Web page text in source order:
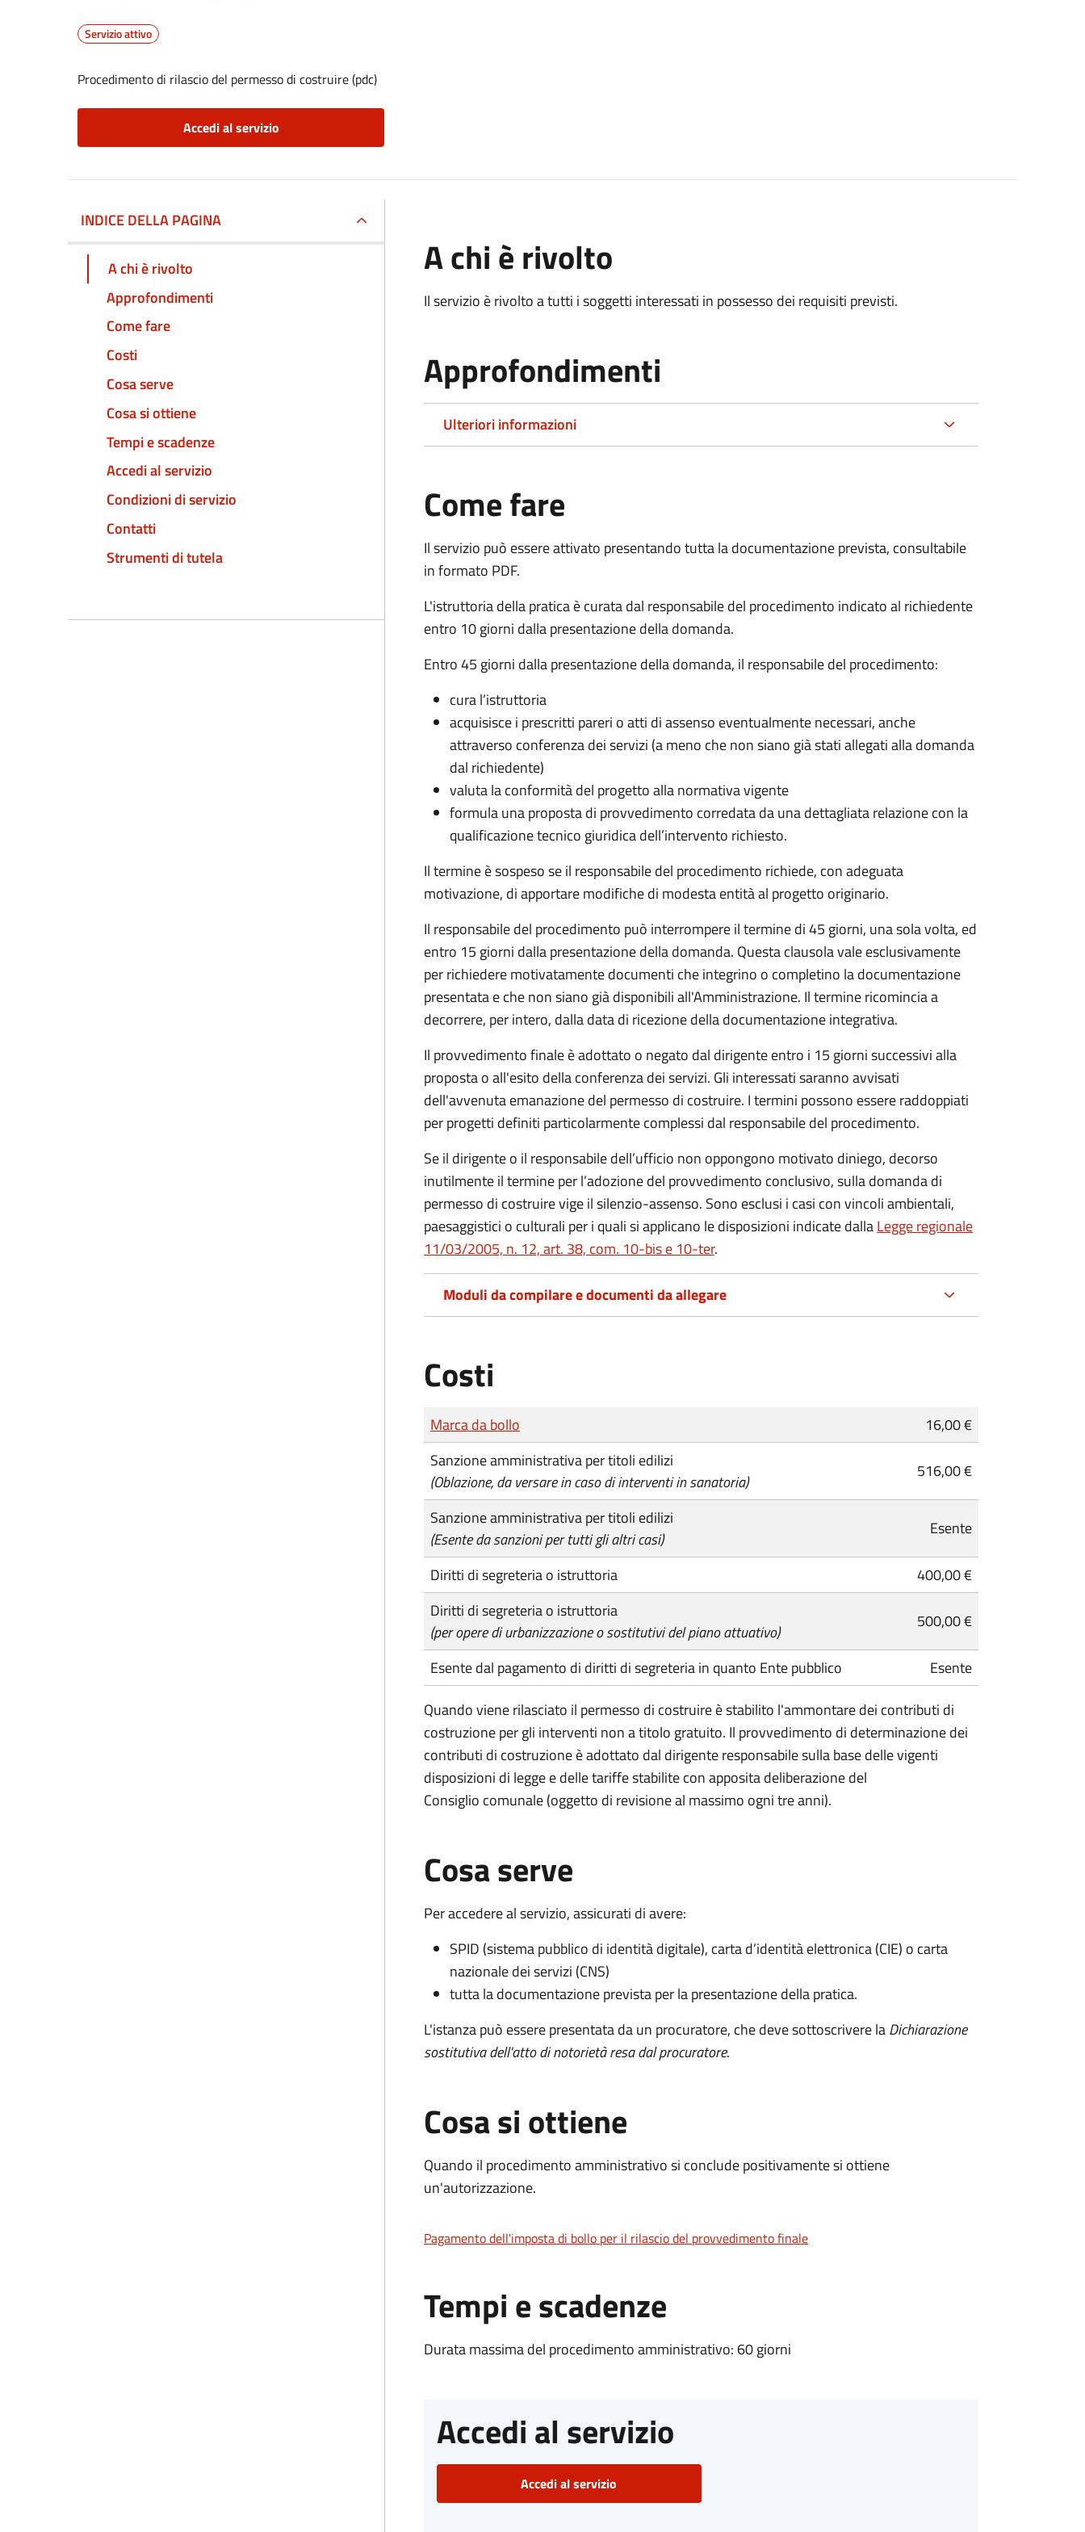
Servizio attivo
Procedimento di rilascio del permesso di costruire (pdc)
Accedi al servizio
INDICE DELLA PAGINA
A chi è rivolto
Approfondimenti
Come fare
Costi
Cosa serve
Cosa si ottiene
Tempi e scadenze
Accedi al servizio
Condizioni di servizio
Contatti
Strumenti di tutela
A chi è rivolto
Il servizio è rivolto a tutti i soggetti interessati in possesso dei requisiti previsti.
Approfondimenti
Ulteriori informazioni
Come fare
Il servizio può essere attivato presentando tutta la documentazione prevista, consultabile
in formato PDF.
L'istruttoria della pratica è curata dal responsabile del procedimento indicato al richiedente
entro 10 giorni dalla presentazione della domanda.
Entro 45 giorni dalla presentazione della domanda, il responsabile del procedimento:
cura l’istruttoria
acquisisce i prescritti pareri o atti di assenso eventualmente necessari, anche
attraverso conferenza dei servizi (a meno che non siano già stati allegati alla domanda
dal richiedente)
valuta la conformità del progetto alla normativa vigente
formula una proposta di provvedimento corredata da una dettagliata relazione con la
qualificazione tecnico giuridica dell’intervento richiesto.
Il termine è sospeso se il responsabile del procedimento richiede, con adeguata
motivazione, di apportare modifiche di modesta entità al progetto originario.
Il responsabile del procedimento può interrompere il termine di 45 giorni, una sola volta, ed
entro 15 giorni dalla presentazione della domanda. Questa clausola vale esclusivamente
per richiedere motivatamente documenti che integrino o completino la documentazione
presentata e che non siano già disponibili all'Amministrazione. Il termine ricomincia a
decorrere, per intero, dalla data di ricezione della documentazione integrativa.
Il provvedimento finale è adottato o negato dal dirigente entro i 15 giorni successivi alla
proposta o all'esito della conferenza dei servizi. Gli interessati saranno avvisati
dell'avvenuta emanazione del permesso di costruire. I termini possono essere raddoppiati
per progetti definiti particolarmente complessi dal responsabile del procedimento.
Se il dirigente o il responsabile dell’ufficio non oppongono motivato diniego, decorso
inutilmente il termine per l’adozione del provvedimento conclusivo, sulla domanda di
permesso di costruire vige il silenzio-assenso. Sono esclusi i casi con vincoli ambientali,
paesaggistici o culturali per i quali si applicano le disposizioni indicate dallaLegge regionale
11/03/2005, n. 12, art. 38, com. 10-bis e 10-ter.
Moduli da compilare e documenti da allegare
Costi
Tipo di pagamento
Importo
Marca da bollo
16,00 €
Sanzione amministrativa per titoli edilizi
(Oblazione, da versare in caso di interventi in sanatoria)
516,00 €
Sanzione amministrativa per titoli edilizi
(Esente da sanzioni per tutti gli altri casi)
Esente
Diritti di segreteria o istruttoria
400,00 €
Diritti di segreteria o istruttoria
(per opere di urbanizzazione o sostitutivi del piano attuativo)
500,00 €
Esente dal pagamento di diritti di segreteria in quanto Ente pubblico
Esente
Quando viene rilasciato il permesso di costruire è stabilito l'ammontare dei contributi di
costruzione per gli interventi non a titolo gratuito. Il provvedimento di determinazione dei
contributi di costruzione è adottato dal dirigente responsabile sulla base delle vigenti
disposizioni di legge e delle tariffe stabilite con apposita deliberazione del
Consiglio comunale (oggetto di revisione al massimo ogni tre anni).
Cosa serve
Per accedere al servizio, assicurati di avere:
SPID (sistema pubblico di identità digitale), carta d’identità elettronica (CIE) o carta
nazionale dei servizi (CNS)
tutta la documentazione prevista per la presentazione della pratica.
L'istanza può essere presentata da un procuratore, che deve sottoscrivere laDichiarazione
sostitutiva dell'atto di notorietà resa dal procuratore.
Cosa si ottiene
Quando il procedimento amministrativo si conclude positivamente si ottiene
un'autorizzazione.
Pagamento dell'imposta di bollo per il rilascio del provvedimento finale
Tempi e scadenze
Durata massima del procedimento amministrativo: 60 giorni
Accedi al servizio
Accedi al servizio